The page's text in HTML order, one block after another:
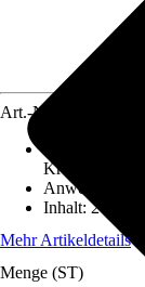
Art.-Nr.
Kräuter
Anwendung
Inhalt:20 l
Mehr Artikeldetails
Menge (ST)